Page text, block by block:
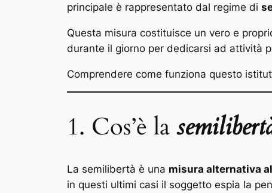
principale è rappresentato dal regime di
Questa misura costituisce un vero e
durante il giorno per dedicarsi ad attività
Comprendere come funziona questo
1. Cos’è la
La semilibertà è una misura alternativa
in questi ultimi casi il soggetto espia la